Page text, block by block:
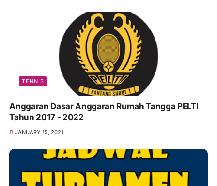
TENNIS
Anggaran Dasar Anggaran Rumah Tangga PELTI
Tahun 2017 - 2022
JANUARY 15, 2021